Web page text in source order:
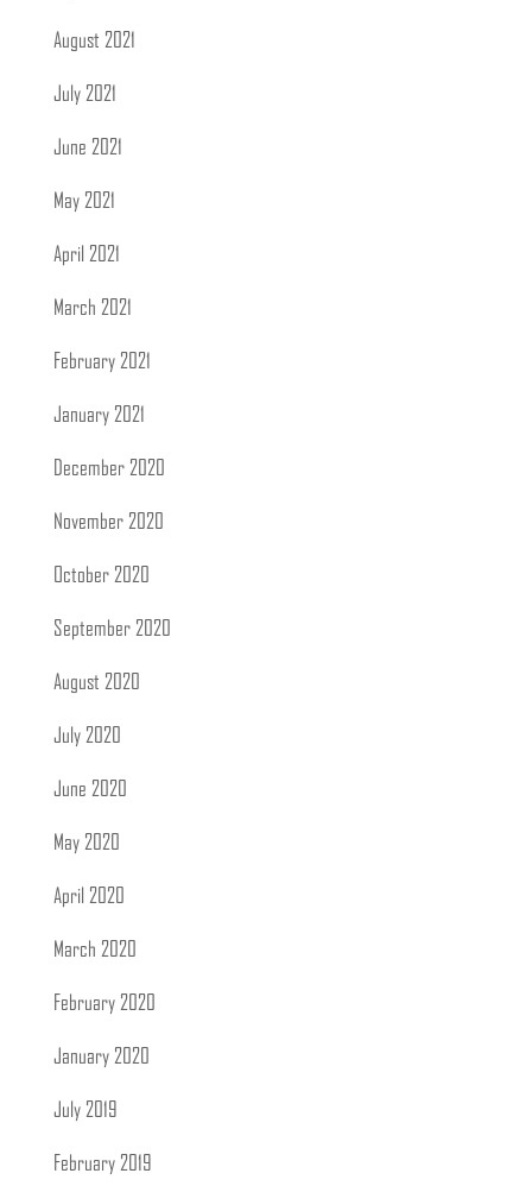
August 2021
July 2021
June 2021
May 2021
April 2021
March 2021
February 2021
January 2021
December 2020
November 2020
October 2020
September 2020
August 2020
July 2020
June 2020
May 2020
April 2020
March 2020
February 2020
January 2020
July 2019
February 2019